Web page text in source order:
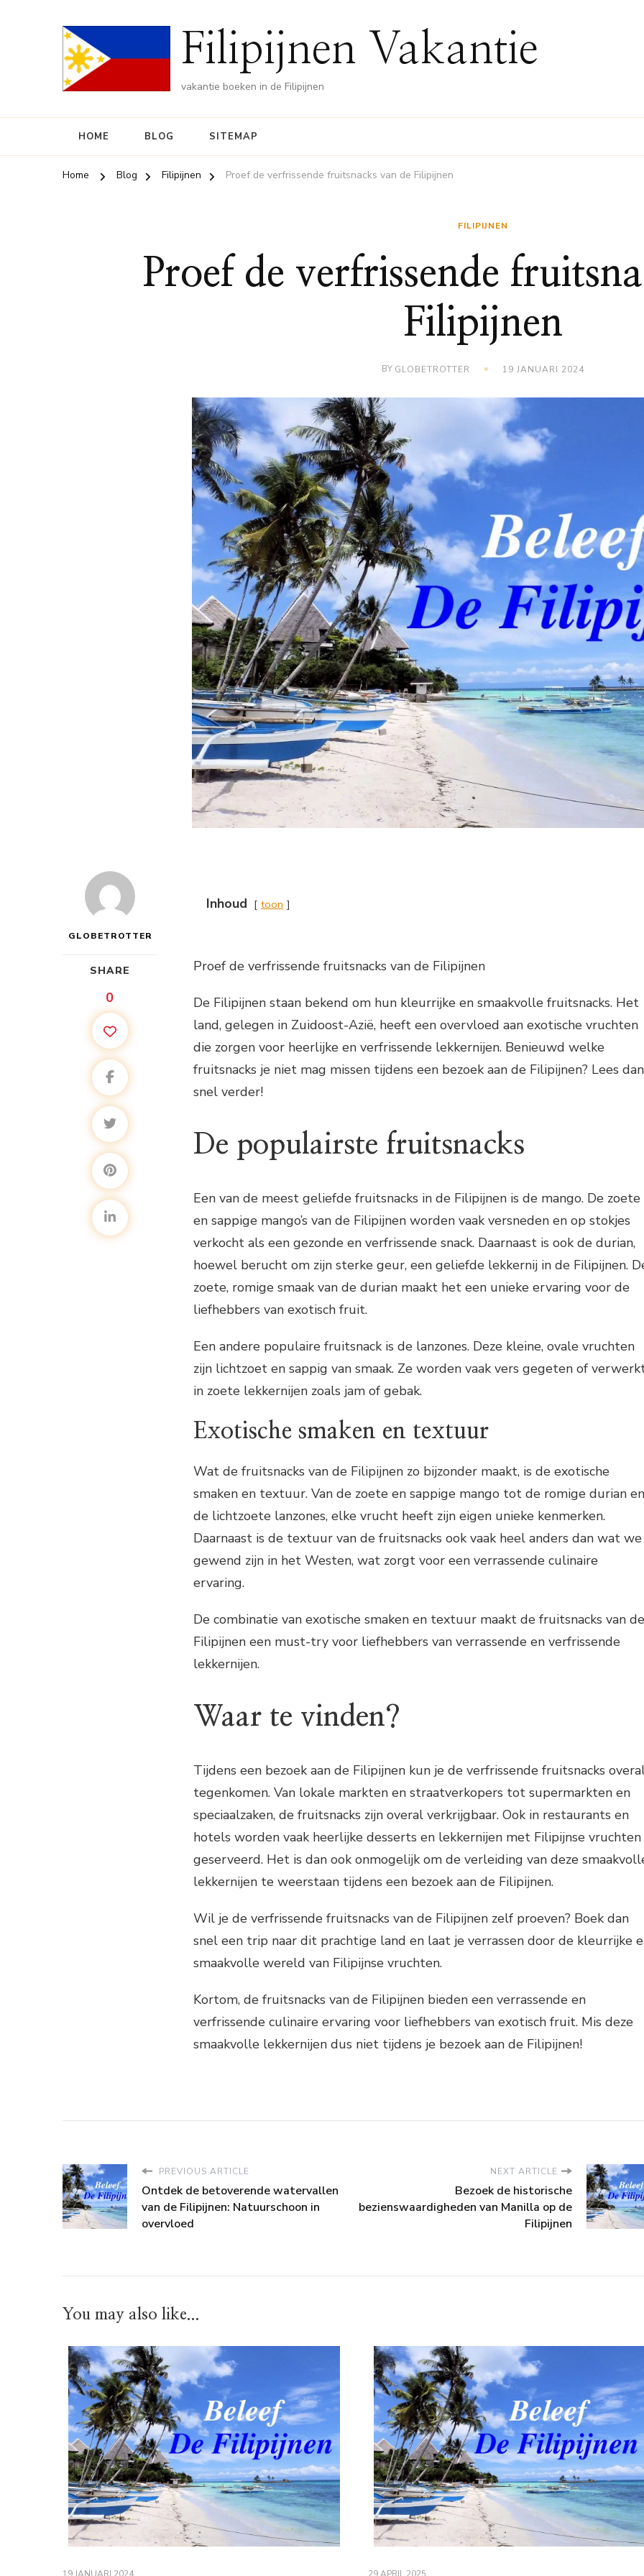
Filipijnen Vakantie
vakantie boeken in de Filipijnen
HOME BLOG SITEMAP
Home Blog Filipijnen Proef de verfrissende fruitsnacks van de Filipijnen
FILIPIJNEN
Proef de verfrissende
Filipijnen
BY GLOBETROTTER 19 JANUARI 2024
GLOBETROTTER
SHARE
0
Inhoud toon
Proef de verfrissende fruitsnacks van de Filipijnen
De Filipijnen staan bekend om hun kleurrijke en smaakvolle fruitsnacks. Het
land, gelegen in Zuidoost-Azië, heeft een overvloed aan exotische vruchten
die zorgen voor heerlijke en verfrissende lekkernijen. Benieuwd welke
fruitsnacks je niet mag missen tijdens een bezoek aan de Filipijnen? Lees dan
snel verder!
De populairste fruitsnacks
Een van de meest geliefde fruitsnacks in de Filipijnen is de mango. De zoete
en sappige mango’s van de Filipijnen worden vaak versneden en op stokjes
verkocht als een gezonde en verfrissende snack. Daarnaast is ook de durian,
hoewel berucht om zijn sterke geur, een geliefde lekkernij in de Filipijnen.
zoete, romige smaak van de durian maakt het een unieke ervaring voor de
liefhebbers van exotisch fruit.
Een andere populaire fruitsnack is de lanzones. Deze kleine, ovale vruchten
zijn lichtzoet en sappig van smaak. Ze worden vaak vers gegeten of
in zoete lekkernijen zoals jam of gebak.
Exotische smaken en textuur
Wat de fruitsnacks van de Filipijnen zo bijzonder maakt, is de exotische
smaken en textuur. Van de zoete en sappige mango tot de romige durian en
de lichtzoete lanzones, elke vrucht heeft zijn eigen unieke kenmerken.
Daarnaast is de textuur van de fruitsnacks ook vaak heel anders dan wat we
gewend zijn in het Westen, wat zorgt voor een verrassende culinaire
ervaring.
De combinatie van exotische smaken en textuur maakt de fruitsnacks van de
Filipijnen een must-try voor liefhebbers van verrassende en verfrissende
lekkernijen.
Waar te vinden?
Tijdens een bezoek aan de Filipijnen kun je de verfrissende fruitsnacks
tegenkomen. Van lokale markten en straatverkopers tot supermarkten en
speciaalzaken, de fruitsnacks zijn overal verkrijgbaar. Ook in restaurants en
hotels worden vaak heerlijke desserts en lekkernijen met Filipijnse vruchten
geserveerd. Het is dan ook onmogelijk om de verleiding van deze
lekkernijen te weerstaan tijdens een bezoek aan de Filipijnen.
Wil je de verfrissende fruitsnacks van de Filipijnen zelf proeven? Boek dan
snel een trip naar dit prachtige land en laat je verrassen door de kleurrijke
smaakvolle wereld van Filipijnse vruchten.
Kortom, de fruitsnacks van de Filipijnen bieden een verrassende en
verfrissende culinaire ervaring voor liefhebbers van exotisch fruit. Mis deze
smaakvolle lekkernijen dus niet tijdens je bezoek aan de Filipijnen!
PREVIOUS ARTICLE
Ontdek de betoverende watervallen
van de Filipijnen: Natuurschoon in
overvloed
NEXT ARTICLE
Bezoek de historische
bezienswaardigheden van Manilla op de
Filipijnen
You may also like...